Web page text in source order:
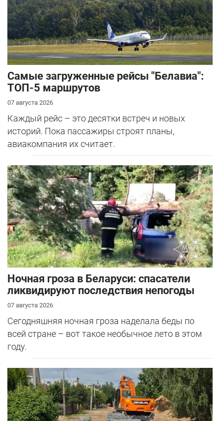
Самые загруженные рейсы "Белавиа":
ТОП-5 маршрутов
07 августа 2026
Каждый рейс – это десятки встреч и новых
историй. Пока пассажиры строят планы,
авиакомпания их считает.
Ночная гроза в Беларуси: спасатели
ликвидируют последствия непогоды
07 августа 2026
Сегодняшняя ночная гроза наделала беды по
всей стране – вот такое необычное лето в этом
году.